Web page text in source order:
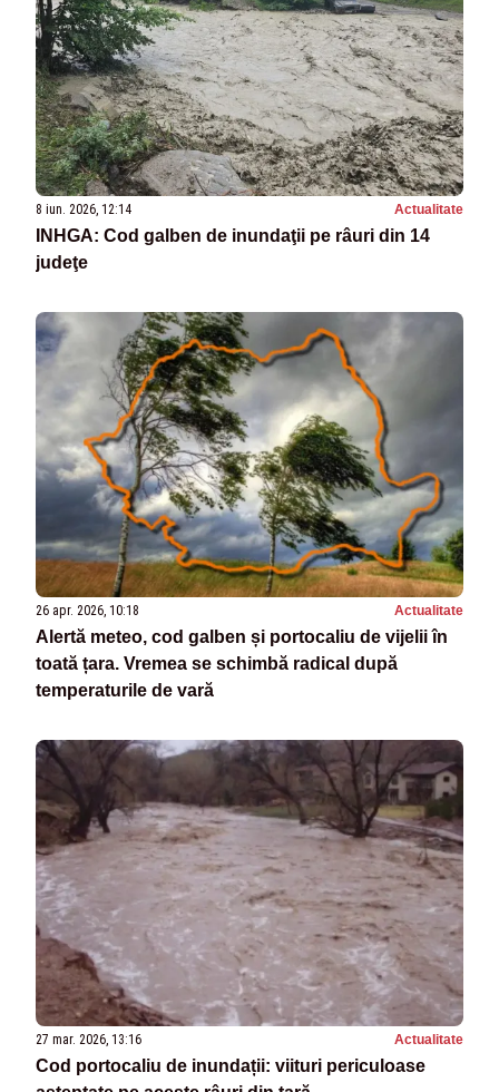
8 iun. 2026, 12:14 Actualitate
INHGA: Cod galben de inundaţii pe râuri din 14
judeţe
26 apr. 2026, 10:18 Actualitate
Alertă meteo, cod galben și portocaliu de vijelii în
toată țara. Vremea se schimbă radical după
temperaturile de vară
27 mar. 2026, 13:16 Actualitate
Cod portocaliu de inundații: viituri periculoase